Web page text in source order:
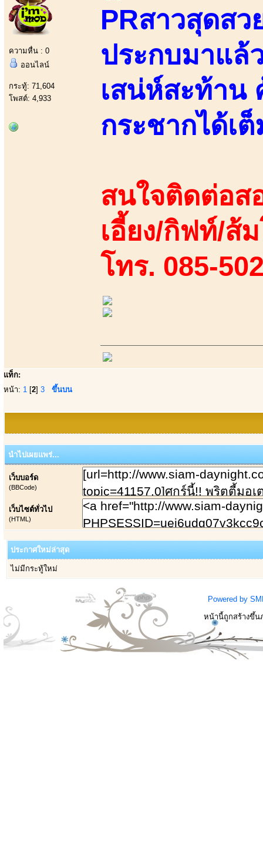
ความหื่น : 0
ออนไลน์
กระทู้: 71,604
โพสต์: 4,933
PRสาวสุดส
ประกบมาแล้
เสน่ห์สะท้าน
กระชากได้เ
สนใจติดต่อส
เอี้ยง/กิฟท์/ส้
โทร. 085-
แท็ก:
หน้า: 1 [2] 3 ขึ้นบน
นำไปเผยแพร่...
เว็บบอร์ด
(BBCode)
เว็บไซต์ทั่วไป
(HTML)
ประกาศใหม่ล่าสุด
ไม่มีกระทู้ใหม่
Powered by
หน้านี้ถูกสร้างขึ้น